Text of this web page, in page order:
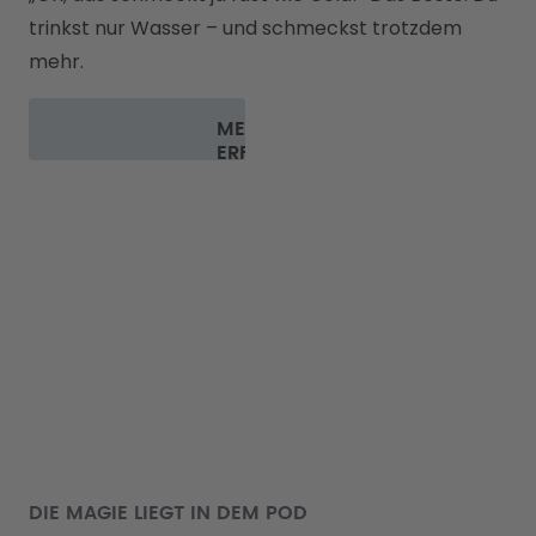
trinkst nur Wasser – und schmeckst trotzdem
mehr.
MEHR
ERFAHREN
DIE MAGIE LIEGT IN DEM POD